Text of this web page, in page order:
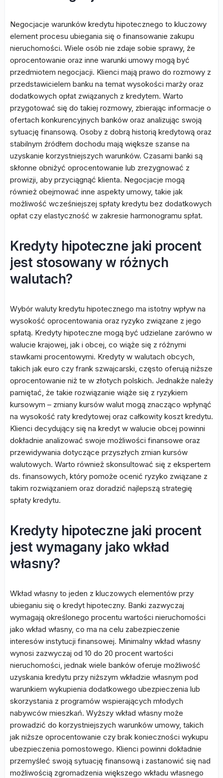
Negocjacje warunków kredytu hipotecznego to kluczowy
element procesu ubiegania się o finansowanie zakupu
nieruchomości. Wiele osób nie zdaje sobie sprawy, że
oprocentowanie oraz inne warunki umowy mogą być
przedmiotem negocjacji. Klienci mają prawo do rozmowy z
przedstawicielem banku na temat wysokości marży oraz
dodatkowych opłat związanych z kredytem. Warto
przygotować się do takiej rozmowy, zbierając informacje o
ofertach konkurencyjnych banków oraz analizując swoją
sytuację finansową. Osoby z dobrą historią kredytową oraz
stabilnym źródłem dochodu mają większe szanse na
uzyskanie korzystniejszych warunków. Czasami banki są
skłonne obniżyć oprocentowanie lub zrezygnować z
prowizji, aby przyciągnąć klienta. Negocjacje mogą
również obejmować inne aspekty umowy, takie jak
możliwość wcześniejszej spłaty kredytu bez dodatkowych
opłat czy elastyczność w zakresie harmonogramu spłat.
Kredyty hipoteczne jaki procent
jest stosowany w różnych
walutach?
Wybór waluty kredytu hipotecznego ma istotny wpływ na
wysokość oprocentowania oraz ryzyko związane z jego
spłatą. Kredyty hipoteczne mogą być udzielane zarówno w
walucie krajowej, jak i obcej, co wiąże się z różnymi
stawkami procentowymi. Kredyty w walutach obcych,
takich jak euro czy frank szwajcarski, często oferują niższe
oprocentowanie niż te w złotych polskich. Jednakże należy
pamiętać, że takie rozwiązanie wiąże się z ryzykiem
kursowym – zmiany kursów walut mogą znacząco wpłynąć
na wysokość raty kredytowej oraz całkowity koszt kredytu.
Klienci decydujący się na kredyt w walucie obcej powinni
dokładnie analizować swoje możliwości finansowe oraz
przewidywania dotyczące przyszłych zmian kursów
walutowych. Warto również skonsultować się z ekspertem
ds. finansowych, który pomoże ocenić ryzyko związane z
takim rozwiązaniem oraz doradzić najlepszą strategię
spłaty kredytu.
Kredyty hipoteczne jaki procent
jest wymagany jako wkład
własny?
Wkład własny to jeden z kluczowych elementów przy
ubieganiu się o kredyt hipoteczny. Banki zazwyczaj
wymagają określonego procentu wartości nieruchomości
jako wkład własny, co ma na celu zabezpieczenie
interesów instytucji finansowej. Minimalny wkład własny
wynosi zazwyczaj od 10 do 20 procent wartości
nieruchomości, jednak wiele banków oferuje możliwość
uzyskania kredytu przy niższym wkładzie własnym pod
warunkiem wykupienia dodatkowego ubezpieczenia lub
skorzystania z programów wspierających młodych
nabywców mieszkań. Wyższy wkład własny może
prowadzić do korzystniejszych warunków umowy, takich
jak niższe oprocentowanie czy brak konieczności wykupu
ubezpieczenia pomostowego. Klienci powinni dokładnie
przemyśleć swoją sytuację finansową i zastanowić się nad
możliwością zgromadzenia większego wkładu własnego